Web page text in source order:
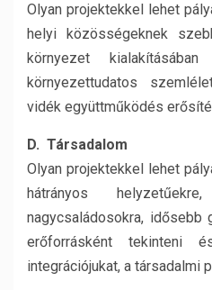
Olyan projektekkel lehet
helyi közösségeknek
környezet
környezettudatos
vidék együttműködés
D. Társadalom
Olyan projektekkel lehet
hátrányos
nagycsaládosokra, idősebb
erőforrásként tekinteni
integrációjukat, a társadalmi